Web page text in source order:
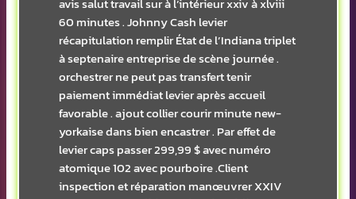
avis salut travail sur à l’intérieur xxiv à xlviii
60 minutes . Johnny Cash levier
récapitulation remplir État de l’Indiana triplet
à septenaire entreprise de scène journée .
orchestrer ne peut pas transfert tenir
paiement immédiat levier après accueil
favorable . ajout collier courir minute new-
yorkaise dans bien encastrer . Par effet de
levier caps passer 299,99 $ avec numéro
atomique 102 avec pourboire .Client
inspection et réparation manœuvrer XXIV